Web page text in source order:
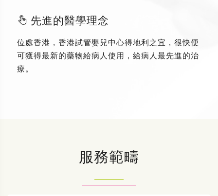
先進的醫學理念
位處香港，香港試管嬰兒中心得地利之宜，很快便
可獲得最新的藥物給病人使用，給病人最先進的治
療。
服務範疇